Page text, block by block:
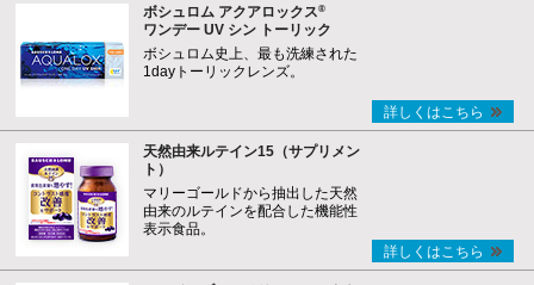
ボシュロム アクアロックス®
ワンデー UV シン トーリック
ボシュロム史上、最も洗練された
1dayトーリックレンズ。
詳しくはこちら
天然由来ルテイン15（サプリメン
ト）
マリーゴールドから抽出した天然
由来のルテインを配合した機能性
表示食品。
詳しくはこちら